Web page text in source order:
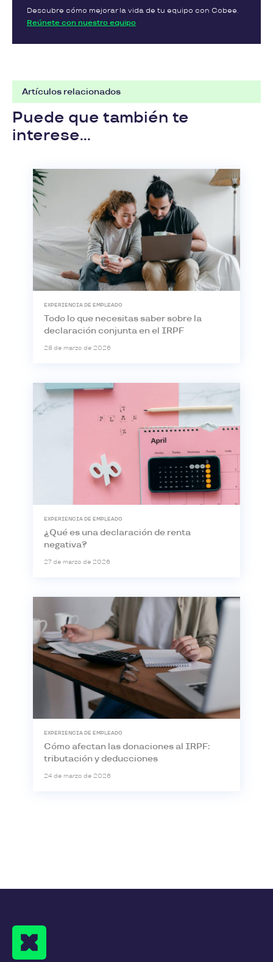
Descubre cómo mejorar la vida de tu equipo con Cobee.
Reúnete con nuestro equipo
Artículos relacionados
Puede que también te
interese...
EXPERIENCIA DE EMPLEADO
Todo lo que necesitas saber sobre la
declaración conjunta en el IRPF
28 de marzo de 2026
EXPERIENCIA DE EMPLEADO
¿Qué es una declaración de renta
negativa?
27 de marzo de 2026
EXPERIENCIA DE EMPLEADO
Cómo afectan las donaciones al IRPF:
tributación y deducciones
24 de marzo de 2026